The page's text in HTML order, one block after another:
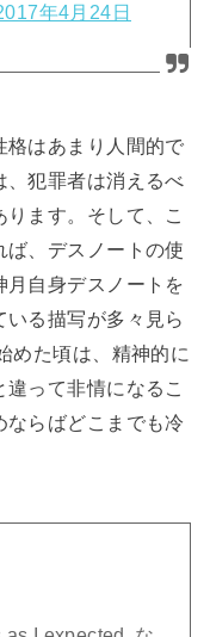
年4月24日
格はあまり人間的で
、犯罪者は消えるべ
ます。そして、こ
、デスノートの使
月自身デスノートを
る描写が多々見ら
めた頃は、精神的に
って非情になるこ
ならばどこまでも冷